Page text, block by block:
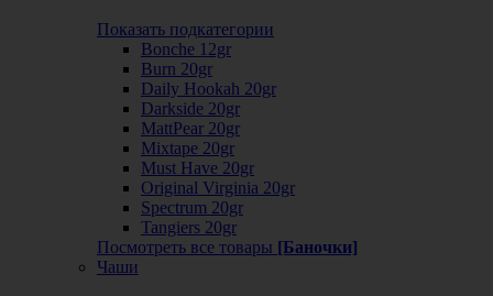
Показать подкатегории
Bonche 12gr
Burn 20gr
Daily Hookah 20gr
Darkside 20gr
MattPear 20gr
Mixtape 20gr
Must Have 20gr
Original Virginia 20gr
Spectrum 20gr
Tangiers 20gr
Посмотреть все товары [Баночки]
Чаши